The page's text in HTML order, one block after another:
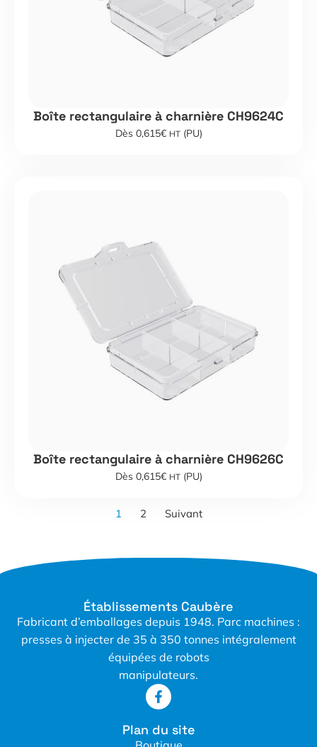
Boîte rectangulaire à charnière CH9624C
Dès 0,615€ HT(PU)
Boîte rectangulaire à charnière CH9626C
Dès 0,615€ HT(PU)
1 2 Suivant
Établissements Caubère
Fabricant d’emballages depuis 1948. Parc machines :
presses à injecter de 35 à 350 tonnes intégralement
équipées de robots
manipulateurs.
Plan du site